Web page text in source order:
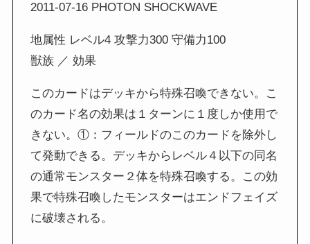
2011-07-16 PHOTON SHOCKWAVE
地属性 レベル4 攻撃力300 守備力100
獣族 ／ 効果
このカードはデッキから特殊召喚できない。こ
のカード名の効果は１ターンに１度しか使用で
きない。①：フィールドのこのカードを除外し
て発動できる。デッキからレベル４以下の同名
の通常モンスター２体を特殊召喚する。この効
果で特殊召喚したモンスターはエンドフェイズ
に破壊される。